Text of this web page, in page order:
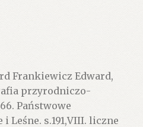
Frankiewicz Edward,
przyrodniczo-
Państwowe
Leśne. s.191,VIII. liczne